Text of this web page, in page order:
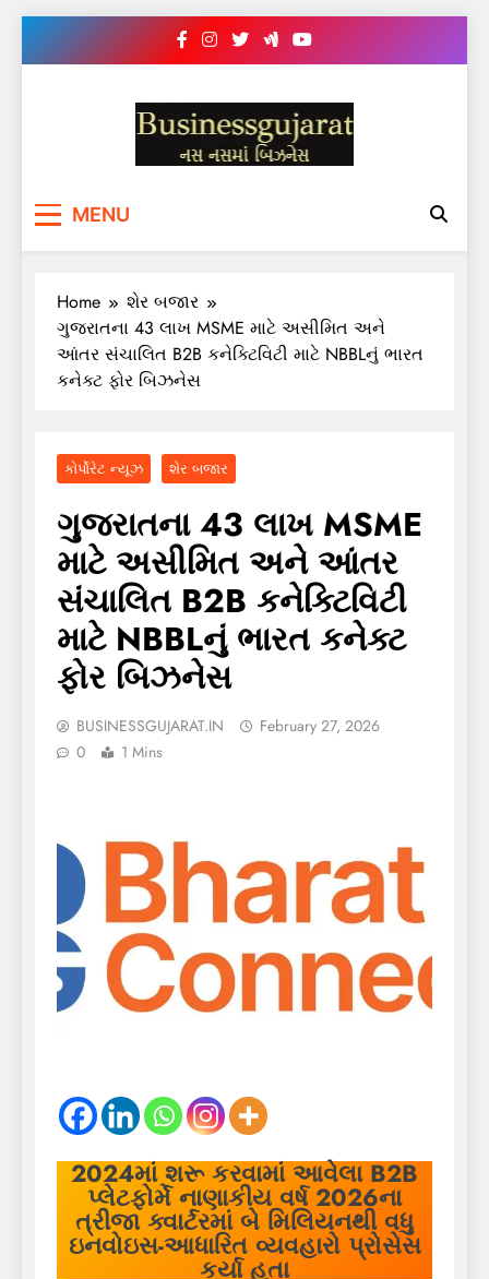
BUSINESS GUJARAT
MENU
Home
શેર બજાર
ગુજરાતના 43 લાખ MSME માટે અસીમિત અને
આંતર સંચાલિત B2B કનેક્ટિવિટી માટે NBBLનું ભારત
કનેક્ટ ફોર બિઝનેસ
કોર્પોરેટ ન્યૂઝ શેર બજાર
ગુજરાતના 43 લાખ MSME
માટે અસીમિત અને આંતર
સંચાલિત B2B કનેક્ટિવિટી
માટે NBBLનું ભારત કનેક્ટ
ફોર બિઝનેસ
BUSINESSGUJARAT.IN
February 27, 2026
0
1 Mins
2024માં શરૂ કરવામાં આવેલા B2B
પ્લેટફોર્મે નાણાકીય વર્ષ 2026ના
ત્રીજા ક્વાર્ટરમાં બે મિલિયનથી વધુ
ઇનવોઇસ-આધારિત વ્યવહારો પ્રોસેસ
કર્યા હતા